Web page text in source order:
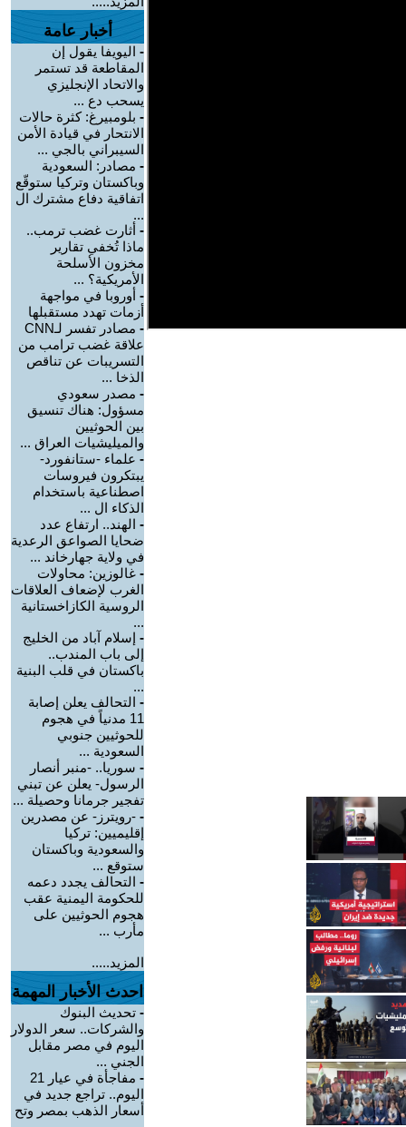
أخبار عامة
- اليويفا يقول إن
المقاطعة قد تستمر
والاتحاد الإنجليزي
يسحب دع ...
- بلومبيرغ: كثرة حالات
الانتحار في قيادة الأمن
السيبراني بالجي ...
- مصادر: السعودية
وباكستان وتركيا ستوقّع
اتفاقية دفاع مشترك ال
...
- أثارت غضب ترمب..
ماذا تُخفي تقارير
مخزون الأسلحة
الأمريكية؟ ...
- أوروبا في مواجهة
أزمات تهدد مستقبلها
-
مصادر تفسر لـCNN
علاقة غضب ترامب من
التسريبات عن تناقص
الذخا ...
- مصدر سعودي
مسؤول: هناك تنسيق
بين الحوثيين
والميليشيات العراق ...
- علماء -ستانفورد-
يبتكرون فيروسات
اصطناعية باستخدام
الذكاء ال ...
- الهند.. ارتفاع عدد
ضحايا الصواعق الرعدية
في ولاية جهارخاند ...
- غالوزين: محاولات
الغرب لإضعاف العلاقات
الروسية الكازاخستانية
...
- إسلام آباد من الخليج
إلى باب المندب..
باكستان في قلب البنية
...
- التحالف يعلن إصابة
11 مدنياً في هجوم
للحوثيين جنوبي
السعودية ...
- سوريا.. -منبر أنصار
الرسول- يعلن عن تبني
تفجير جرمانا وحصيلة ...
- -رويترز- عن مصدرين
إقليميين: تركيا
والسعودية وباكستان
ستوقع ...
- التحالف يجدد دعمه
للحكومة اليمنية عقب
هجوم الحوثيين على
مأرب ...
المزيد.....
احدث الأخبار المهمة
- تحديث البنوك
والشركات.. سعر الدولار
اليوم في مصر مقابل
الجني ...
-
مفاجأة في عيار 21
اليوم.. تراجع جديد في
أسعار الذهب بمصر وتح